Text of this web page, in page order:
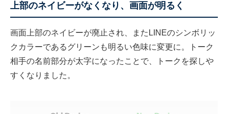
上部のネイビーがなくなり、画面が明るく
画面上部のネイビーが廃止され、またLINEのシンボリッ
クカラーであるグリーンも明るい色味に変更に。トーク
相手の名前部分が太字になったことで、トークを探しや
すくなりました。